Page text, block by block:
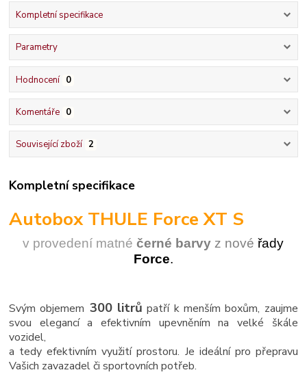
Kompletní specifikace
Parametry
Hodnocení 0
Komentáře 0
Související zboží 2
Kompletní specifikace
AutoboxTHULE Force XT S
v provedení matnéčerné barvy z nové řady
Force.
Svým objemem 300 litrů patří k menším boxům, zaujme
svou elegancí a efektivním upevněním na velké škále
vozidel,
a tedy efektivním využití prostoru. Je ideální pro přepravu
Vašich zavazadel či sportovních potřeb.